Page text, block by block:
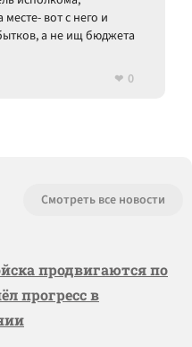
вот с него и
а не ищ бюджета
0
Смотреть все новости
продвигаются по
прогресс в